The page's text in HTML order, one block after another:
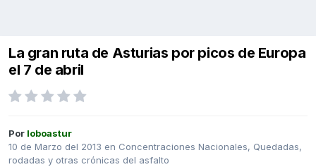
La gran ruta de Asturias por picos de Europa
el 7 de abril
Por loboastur
10 de Marzo del 2013 en Concentraciones Nacionales, Quedadas,
rodadas y otras crónicas del asfalto